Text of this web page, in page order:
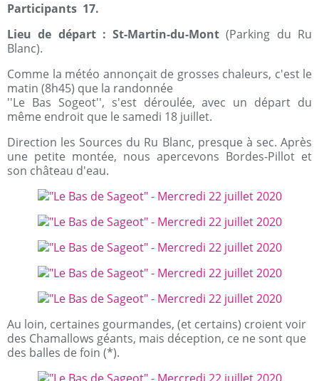
Participants 17.
Lieu de départ : St-Martin-du-Mont(Parking du Ru
Blanc).
Comme la météo annonçait de grosses chaleurs, c'est le
matin (8h45) que la randonnée
''Le Bas Sogeot'', s'est déroulée, avec un départ du
même endroit que le samedi 18 juillet.
Direction les Sources du Ru Blanc, presque à sec. Après
une petite montée, nous apercevons Bordes-Pillot et
son château d'eau.
Au loin, certaines gourmandes, (et certains) croient voir
des Chamallows géants, mais déception, ce ne sont que
des balles de foin (*).